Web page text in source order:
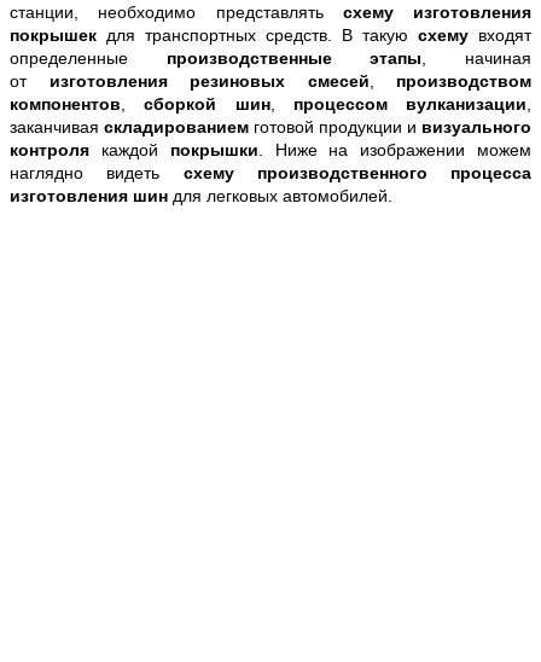
станции, необходимо представлять схему изготовления
покрышек для транспортных средств. В такую схему входят
определенные производственные этапы , начиная
отизготовления резиновых смесей
производством
компонентов ,сборкой шин, процессом вулканизации
заканчивая складированием готовой продукции и визуального
контроля каждой покрышки . Ниже на изображении можем
наглядно видеть схему производственного процесса
изготовления шин для легковых автомобилей.